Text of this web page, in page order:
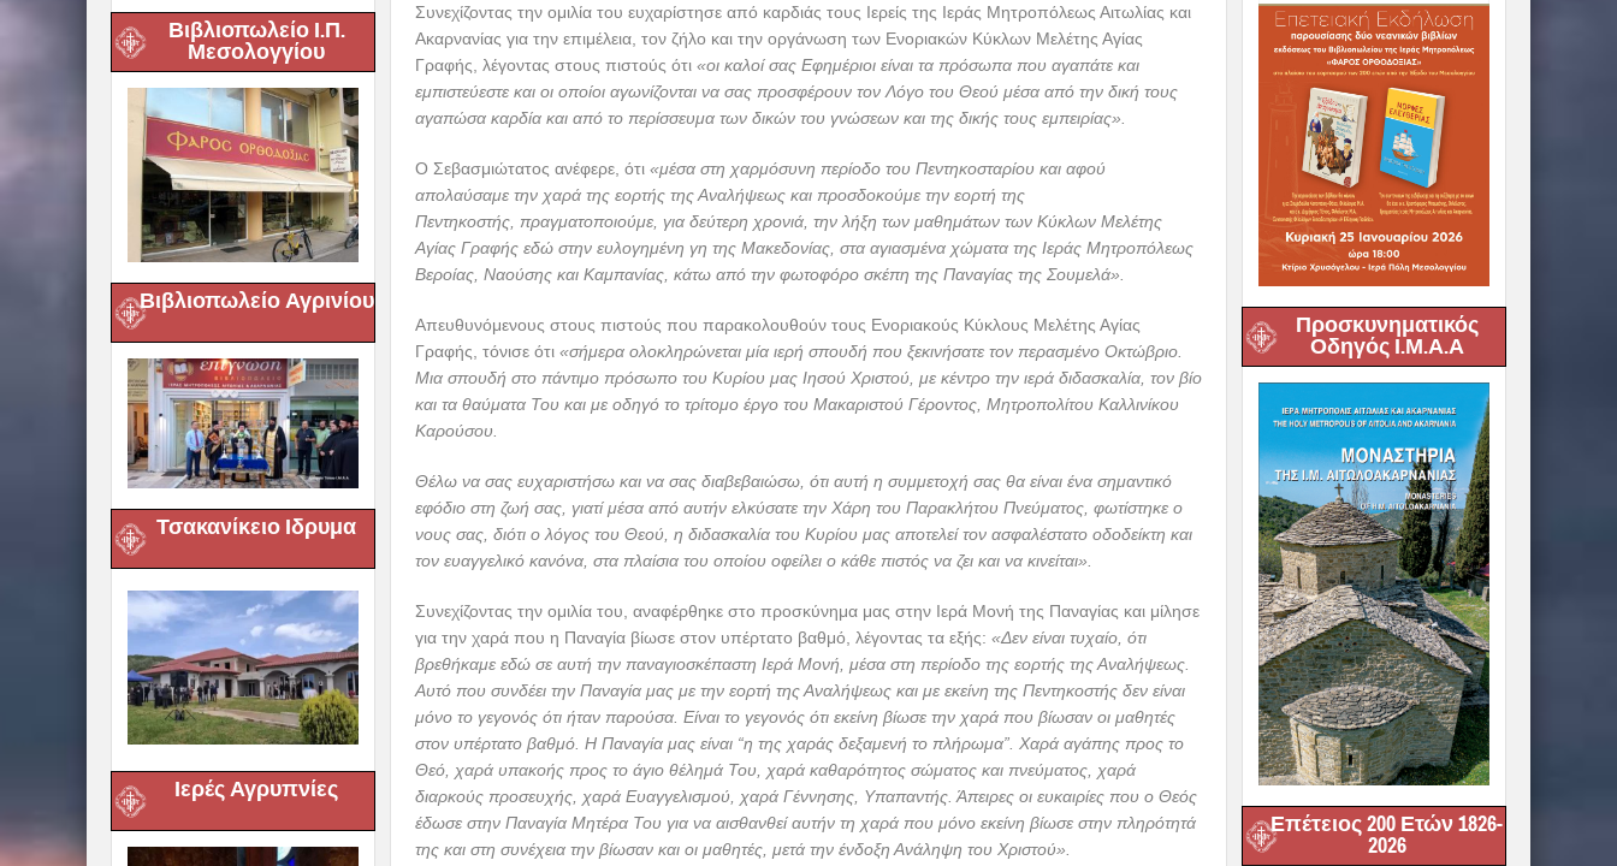
Βιβλιοπωλείο Ι.Π.
Μεσολογγίου
Βιβλιοπωλείο Αγρινίου
Τσακανίκειο Ιδρυμα
Ιερές Αγρυπνίες
Συνεχίζοντας την ομιλία του ευχαρίστησε από καρδιάς τους Ιερείς της Ιεράς Μητροπόλεως Αιτωλίας και
Ακαρνανίας για την επιμέλεια, τον ζήλο και την οργάνωση των Ενοριακών Κύκλων Μελέτης Αγίας
Γραφής, λέγοντας στους πιστούς ότι «οι καλοί σας Εφημέριοι είναι τα πρόσωπα που αγαπάτε και
εμπιστεύεστε και οι οποίοι αγωνίζονται να σας προσφέρουν τον Λόγο του Θεού μέσα από την δική τους
αγαπώσα καρδία και από το περίσσευμα των δικών του γνώσεων και της δικής τους εμπειρίας».
Ο Σεβασμιώτατος ανέφερε, ότι «μέσα στη χαρμόσυνη περίοδο του Πεντηκοσταρίου και αφού
απολαύσαμε την χαρά της εορτής της Αναλήψεως και προσδοκούμε την εορτή της
Πεντηκοστής, πραγματοποιούμε, για δεύτερη χρονιά, την λήξη των μαθημάτων των Κύκλων Μελέτης
Αγίας Γραφής εδώ στην ευλογημένη γη της Μακεδονίας, στα αγιασμένα χώματα της Ιεράς Μητροπόλεως
Βεροίας, Ναούσης και Καμπανίας, κάτω από την φωτοφόρο σκέπη της Παναγίας της Σουμελά».
Απευθυνόμενους στους πιστούς που παρακολουθούν τους Ενοριακούς Κύκλους Μελέτης Αγίας
Γραφής, τόνισε ότι «σήμερα ολοκληρώνεται μία ιερή σπουδή που ξεκινήσατε τον περασμένο Οκτώβριο.
Μια σπουδή στο πάντιμο πρόσωπο του Κυρίου μας Ιησού Χριστού, με κέντρο την ιερά διδασκαλία, τον βίο
και τα θαύματα Του και με οδηγό το τρίτομο έργο του Μακαριστού Γέροντος, Μητροπολίτου Καλλινίκου
Καρούσου.
Θέλω να σας ευχαριστήσω και να σας διαβεβαιώσω, ότι αυτή η συμμετοχή σας θα είναι ένα σημαντικό
εφόδιο στη ζωή σας, γιατί μέσα από αυτήν ελκύσατε την Χάρη του Παρακλήτου Πνεύματος, φωτίστηκε ο
νους σας, διότι ο λόγος του Θεού, η διδασκαλία του Κυρίου μας αποτελεί τον ασφαλέστατο οδοδείκτη και
τον ευαγγελικό κανόνα, στα πλαίσια του οποίου οφείλει ο κάθε πιστός να ζει και να κινείται».
Συνεχίζοντας την ομιλία του, αναφέρθηκε στο προσκύνημα μας στην Ιερά Μονή της Παναγίας και μίλησε
για την χαρά που η Παναγία βίωσε στον υπέρτατο βαθμό, λέγοντας τα εξής: «Δεν είναι τυχαίο, ότι
βρεθήκαμε εδώ σε αυτή την παναγιοσκέπαστη Ιερά Μονή, μέσα στη περίοδο της εορτής της Αναλήψεως.
Αυτό που συνδέει την Παναγία μας με την εορτή της Αναλήψεως και με εκείνη της Πεντηκοστής δεν είναι
μόνο το γεγονός ότι ήταν παρούσα. Είναι το γεγονός ότι εκείνη βίωσε την χαρά που βίωσαν οι μαθητές
στον υπέρτατο βαθμό. Η Παναγία μας είναι “η της χαράς δεξαμενή το πλήρωμα”. Χαρά αγάπης προς το
Θεό, χαρά υπακοής προς το άγιο θέλημά Του, χαρά καθαρότητος σώματος και πνεύματος, χαρά
διαρκούς προσευχής, χαρά Ευαγγελισμού, χαρά Γέννησης, Υπαπαντής. Άπειρες οι ευκαιρίες που ο Θεός
έδωσε στην Παναγία Μητέρα Του για να αισθανθεί αυτήν τη χαρά που μόνο εκείνη βίωσε στην πληρότητά
της και στη συνέχεια την βίωσαν και οι μαθητές, μετά την ένδοξη Ανάληψη του Χριστού».
Προσκυνηματικός
Οδηγός Ι.Μ.Α.Α
Επέτειος 200 Ετών 1826-
2026